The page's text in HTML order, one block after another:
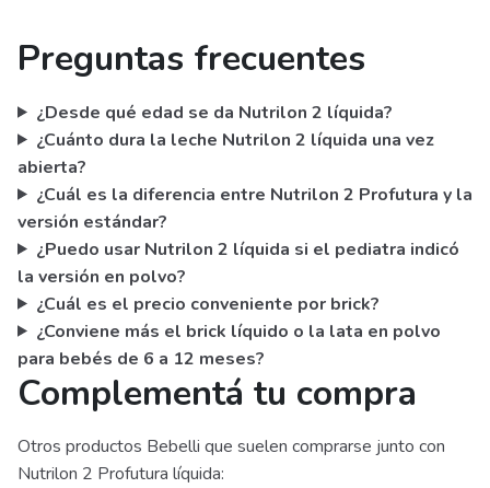
Preguntas frecuentes
¿Desde qué edad se da Nutrilon 2 líquida?
¿Cuánto dura la leche Nutrilon 2 líquida una vez
abierta?
¿Cuál es la diferencia entre Nutrilon 2 Profutura y la
versión estándar?
¿Puedo usar Nutrilon 2 líquida si el pediatra indicó
la versión en polvo?
¿Cuál es el precio conveniente por brick?
¿Conviene más el brick líquido o la lata en polvo
para bebés de 6 a 12 meses?
Complementá tu compra
Otros productos Bebelli que suelen comprarse junto con
Nutrilon 2 Profutura líquida: